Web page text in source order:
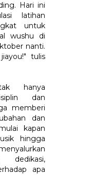
Hari ini
latihan
untuk
wushu di
nanti.
tulis
hanya
dan
memberi
dan
kapan
hingga
apa